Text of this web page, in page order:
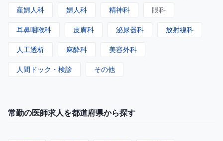
産婦人科 婦人科 精神科 眼科
耳鼻咽喉科 皮膚科 泌尿器科 放射線科
人工透析 麻酔科 美容外科
人間ドック・検診 その他
常勤の医師求人を都道府県から探す